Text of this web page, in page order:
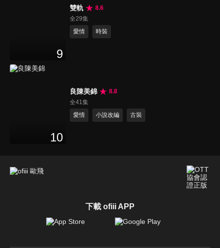
9
雙軌
8.6
全29集
愛情
時裝
10
良陳美錦
8.8
全41集
愛情
小說改編 古裝
下載 ofiii APP